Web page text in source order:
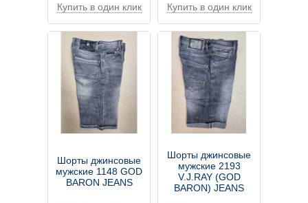
Купить
Купить в один клик
Купить
Купить в один клик
Шорты джинсовые
мужские 1148 GOD
BARON JEANS
Шорты джинсовые
мужские 2193
V.J.RAY (GOD
BARON) JEANS